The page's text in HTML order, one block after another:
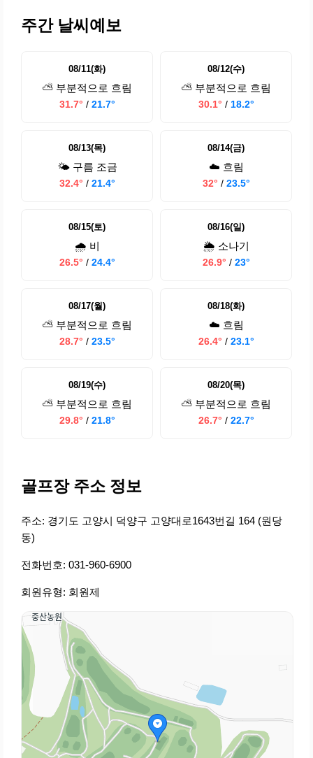
주간 날씨예보
08/11(화)
⛅ 부분적으로 흐림
31.7° / 21.7°
08/12(수)
⛅ 부분적으로 흐림
30.1° / 18.2°
08/13(목)
🌤️ 구름 조금
32.4° / 21.4°
08/14(금)
☁️ 흐림
32° / 23.5°
08/15(토)
🌧️ 비
26.5° / 24.4°
08/16(일)
🌦️ 소나기
26.9° / 23°
08/17(월)
⛅ 부분적으로 흐림
28.7° / 23.5°
08/18(화)
☁️ 흐림
26.4° / 23.1°
08/19(수)
⛅ 부분적으로 흐림
29.8° / 21.8°
08/20(목)
⛅ 부분적으로 흐림
26.7° / 22.7°
골프장 주소 정보
주소: 경기도 고양시 덕양구 고양대로1643번길 164 (원당
동)
전화번호: 031-960-6900
회원유형: 회원제